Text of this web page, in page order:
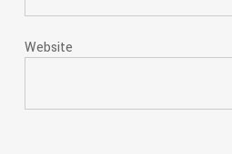
Website